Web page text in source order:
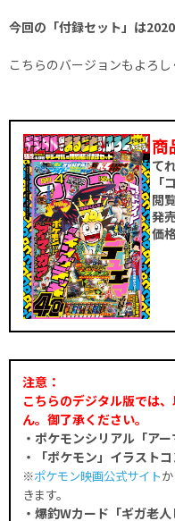
今回の「付録セット」は
こちらのバージョンもよろし
商
て
「
閲
発
価
注意：
こちらのデジタル版では
ん。御了承ください。
・ポケモンシリアル「アー
・「ポケモン」イラスト
※ポケモン映画公式サイト
きます。
・爆釣Wカード「ギガ老